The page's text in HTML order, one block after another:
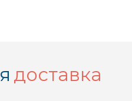
доставка